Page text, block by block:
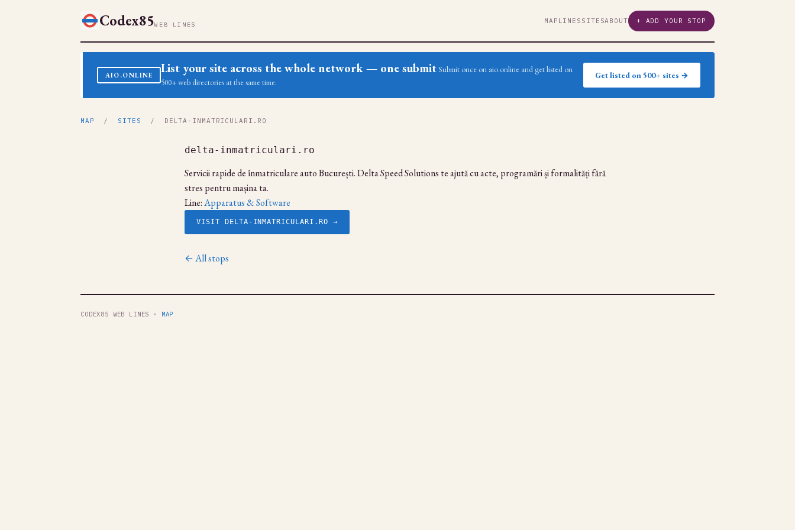
Codex85WEB LINES MAP LINES SITESABOUT + ADD YOUR STOP
AIO.ONLINE List your site across the whole network — one submit Submit once on aio.online and get listed on
500+ web directories at the same time.
Get listed on 500+ sites →
MAP / SITES / DELTA-INMATRICULARI.RO
delta-inmatriculari.ro
Servicii rapide de înmatriculare auto București. Delta Speed Solutions te ajută cu acte, programări și formalități fără
stres pentru mașina ta.
Line:Apparatus & Software
VISIT DELTA-INMATRICULARI.RO →
← All stops
CODEX85 WEB LINES · MAP